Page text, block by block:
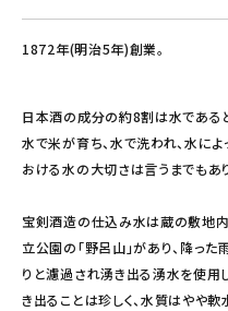
1872年(明治5年)創業。
日本酒の成分の約8割は水である
水で米が育ち、水で洗われ、水に
おける水の大切さは言うまでもあ
宝剣酒造の仕込み水は蔵の敷地
立公園の「野呂山」があり、降っ
りと濾過され湧き出る湧水を使用
き出ることは珍しく、水質はやや